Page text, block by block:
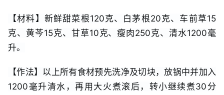
【材料】新鲜甜菜根120克、白茅根20克、车前草15
克、黄芩15克、甘草10克、瘦肉250克、清水1200毫
升。
【作法】以上所有食材预先洗净及切块，放锅中并加入
1200毫升清水，再用大火煮滚后，转小继续煮30分